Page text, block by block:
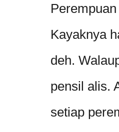
Kayaknya
deh.
pensil alis.
setiap